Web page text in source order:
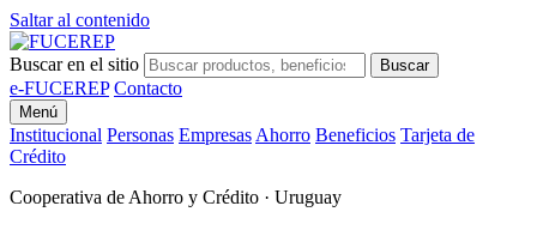
Saltar al contenido
Buscar en el sitio Buscar
e-FUCEREP Contacto
Menú
Institucional Personas Empresas Ahorro Beneficios Tarjeta de
Crédito
Cooperativa de Ahorro y Crédito · Uruguay